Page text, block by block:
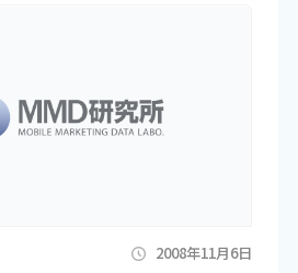
2008年11月6日